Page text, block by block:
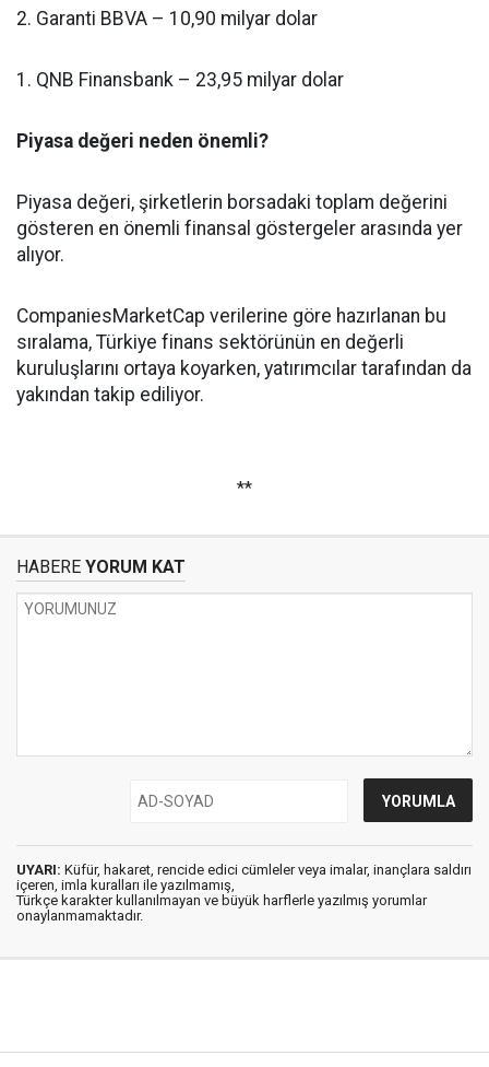
2. Garanti BBVA – 10,90 milyar dolar
1. QNB Finansbank – 23,95 milyar dolar
Piyasa değeri neden önemli?
Piyasa değeri, şirketlerin borsadaki toplam değerini
gösteren en önemli finansal göstergeler arasında yer
alıyor.
CompaniesMarketCap verilerine göre hazırlanan bu
sıralama, Türkiye finans sektörünün en değerli
kuruluşlarını ortaya koyarken, yatırımcılar tarafından da
yakından takip ediliyor.
**
HABERE YORUM KAT
UYARI: Küfür, hakaret, rencide edici cümleler veya imalar, inançlara saldırı
içeren, imla kuralları ile yazılmamış,
Türkçe karakter kullanılmayan ve büyük harflerle yazılmış yorumlar
onaylanmamaktadır.